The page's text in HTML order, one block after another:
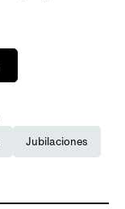
Jubilaciones